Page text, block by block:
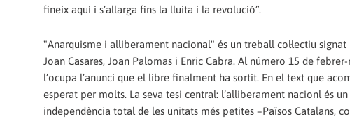
fineix aquí i s’allarga fins la lluita i la revolució”.
"Anarquisme i alliberament nacional" és un treball col·lectiu
Joan Casares, Joan Palomas i Enric Cabra. Al número 15 de
l’ocupa l’anunci que el libre finalment ha sortit. En el text que
esperat per molts. La seva tesi central: l’alliberament nacionl és
independència total de les unitats més petites –Països Catalans,